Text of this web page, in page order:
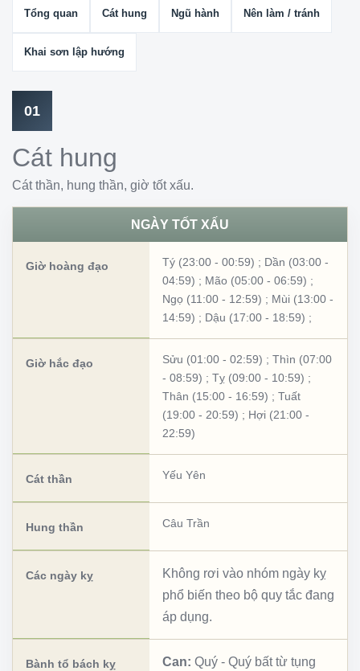
Tổng quan Cát hung Ngũ hành Nên làm / tránh
Khai sơn lập hướng
01
Cát hung
Cát thần, hung thần, giờ tốt xấu.
NGÀY TỐT XẤU
Giờ hoàng đạo Tý (23:00 - 00:59) ; Dần (03:00 -
04:59) ; Mão (05:00 - 06:59) ;
Ngọ (11:00 - 12:59) ; Mùi (13:00 -
14:59) ; Dậu (17:00 - 18:59) ;
Giờ hắc đạo Sửu (01:00 - 02:59) ; Thìn (07:00
- 08:59) ; Tỵ (09:00 - 10:59) ;
Thân (15:00 - 16:59) ; Tuất
(19:00 - 20:59) ; Hợi (21:00 -
22:59)
Cát thần Yếu Yên
Hung thần Câu Trần
Các ngày kỵ
Không rơi vào nhóm ngày kỵ
phổ biến theo bộ quy tắc đang
áp dụng.
Bành tổ bách kỵ Can: Quý - Quý bất từ tụng